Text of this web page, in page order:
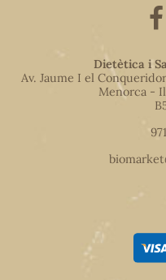
Dietètica i
Av. Jaume I el
Menorca -